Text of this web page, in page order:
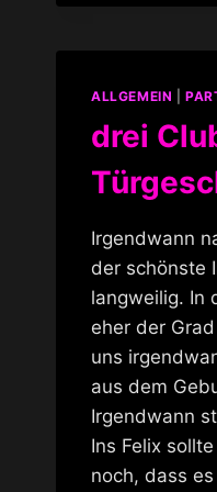
ALLGEMEIN |
drei
Irgendwann
der schönste
langweilig. In
eher der
uns
aus dem
Irgendwann
Ins Felix
noch, dass